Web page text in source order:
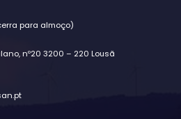
para almoço)
nº20 3200 – 220 Lousã